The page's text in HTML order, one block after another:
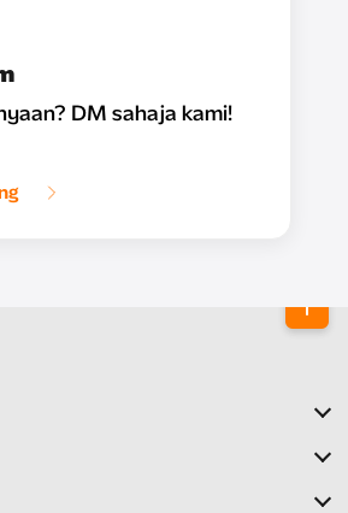
DM sahaja kami!